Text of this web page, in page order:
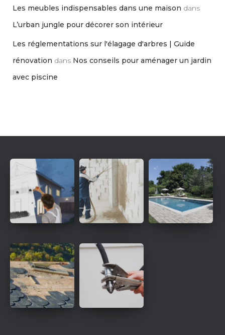
Les meubles indispensables dans une maison dans
L’urban jungle pour décorer son intérieur
Les réglementations sur l'élagage d'arbres | Guide
rénovation dans Nos conseils pour aménager un jardin
avec piscine